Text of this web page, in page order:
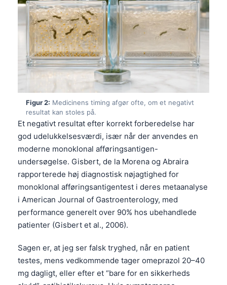
Figur 2: Medicinens timing afgør ofte, om et negativt
resultat kan stoles på.
Et negativt resultat efter korrekt forberedelse har
god udelukkelsesværdi, især når der anvendes en
moderne monoklonal afføringsantigen-
undersøgelse. Gisbert, de la Morena og Abraira
rapporterede høj diagnostisk nøjagtighed for
monoklonal afføringsantigentest i deres metaanalyse
i American Journal of Gastroenterology, med
performance generelt over 90% hos ubehandlede
patienter (Gisbert et al., 2006).
Sagen er, at jeg ser falsk tryghed, når en patient
testes, mens vedkommende tager omeprazol 20–40
mg dagligt, eller efter et “bare for en sikkerheds